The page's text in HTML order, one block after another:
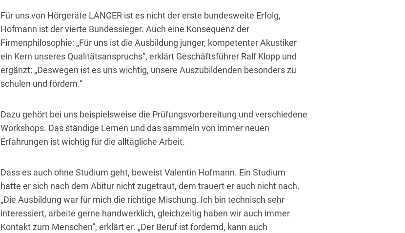
Für uns von Hörgeräte LANGER ist es nicht der erste bundesweite Erfolg,
Hofmann ist der vierte Bundessieger. Auch eine Konsequenz der
Firmenphilosophie: „Für uns ist die Ausbildung junger, kompetenter Akustiker
ein Kern unseres Qualitätsanspruchs“, erklärt Geschäftsführer Ralf Klopp und
ergänzt: „Deswegen ist es uns wichtig, unsere Auszubildenden besonders zu
schulen und fördern.“
Dazu gehört bei uns beispielsweise die Prüfungsvorbereitung und verschiedene
Workshops. Das ständige Lernen und das sammeln von immer neuen
Erfahrungen ist wichtig für die alltägliche Arbeit.
Dass es auch ohne Studium geht, beweist Valentin Hofmann. Ein Studium
hatte er sich nach dem Abitur nicht zugetraut, dem trauert er auch nicht nach.
„Die Ausbildung war für mich die richtige Mischung. Ich bin technisch sehr
interessiert, arbeite gerne handwerklich, gleichzeitig haben wir auch immer
Kontakt zum Menschen“, erklärt er. „Der Beruf ist fordernd, kann auch